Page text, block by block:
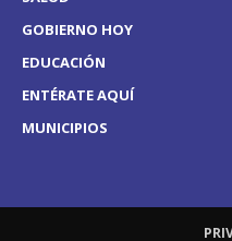
GOBIERNO HOY
EDUCACIÓN
ENTÉRATE AQUÍ
MUNICIPIOS